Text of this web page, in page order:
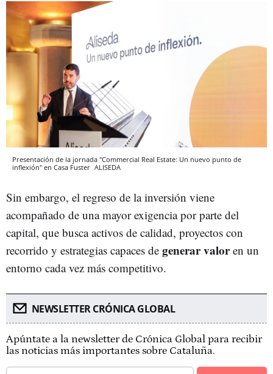
Presentación de la jornada "Commercial Real Estate: Un nuevo punto de
inflexión" en Casa Fuster ALISEDA
Sin embargo, el regreso de la inversión viene
acompañado de una mayor exigencia por parte del
capital, que busca activos de calidad, proyectos con
recorrido y estrategias capaces de generar valoren un
entorno cada vez más competitivo.
NEWSLETTER CRÓNICA GLOBAL
Apúntate a la newsletter de Crónica Global para recibir
las noticias más importantes sobre Cataluña.